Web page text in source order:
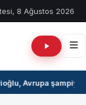
8 Ağustos 2026
Avrupa